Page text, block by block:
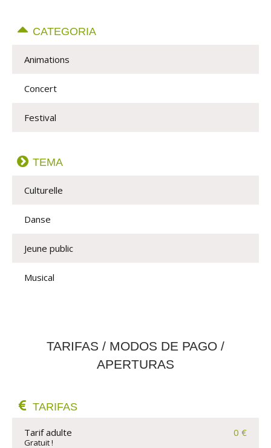
CATEGORIA
Animations
Concert
Festival
TEMA
Culturelle
Danse
Jeune public
Musical
TARIFAS / MODOS DE PAGO /
APERTURAS
TARIFAS
Tarif adulte 0 €
Gratuit !